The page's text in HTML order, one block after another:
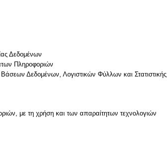
Δεδομένων
Πληροφοριών
με τη χρήση και των απαραίτητων τεχνολογιών